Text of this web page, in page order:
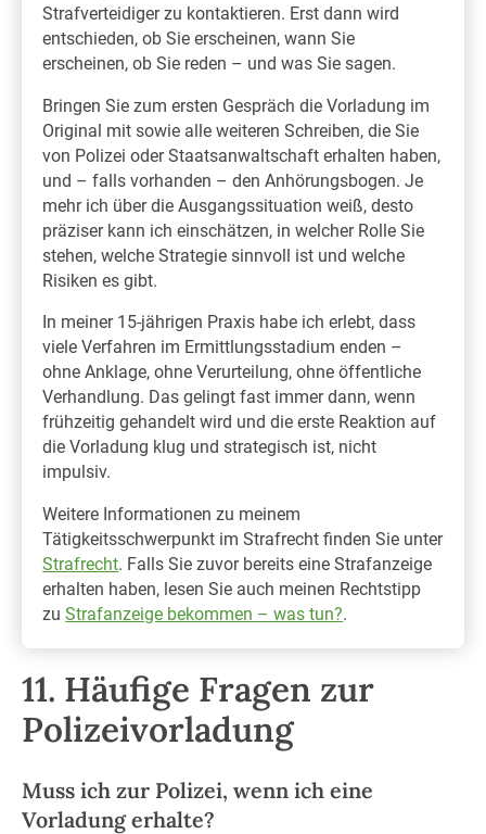
Strafverteidiger zu kontaktieren. Erst dann wird
entschieden, ob Sie erscheinen, wann Sie
erscheinen, ob Sie reden – und was Sie sagen.
Bringen Sie zum ersten Gespräch die Vorladung im
Original mit sowie alle weiteren Schreiben, die Sie
von Polizei oder Staatsanwaltschaft erhalten haben,
und – falls vorhanden – den Anhörungsbogen. Je
mehr ich über die Ausgangssituation weiß, desto
präziser kann ich einschätzen, in welcher Rolle Sie
stehen, welche Strategie sinnvoll ist und welche
Risiken es gibt.
In meiner 15-jährigen Praxis habe ich erlebt, dass
viele Verfahren im Ermittlungsstadium enden –
ohne Anklage, ohne Verurteilung, ohne öffentliche
Verhandlung. Das gelingt fast immer dann, wenn
frühzeitig gehandelt wird und die erste Reaktion auf
die Vorladung klug und strategisch ist, nicht
impulsiv.
Weitere Informationen zu meinem
Tätigkeitsschwerpunkt im Strafrecht finden Sie unter
Strafrecht. Falls Sie zuvor bereits eine Strafanzeige
erhalten haben, lesen Sie auch meinen Rechtstipp
zuStrafanzeige bekommen – was tun?.
11. Häufige Fragen zur
Polizeivorladung
Muss ich zur Polizei, wenn ich eine
Vorladung erhalte?